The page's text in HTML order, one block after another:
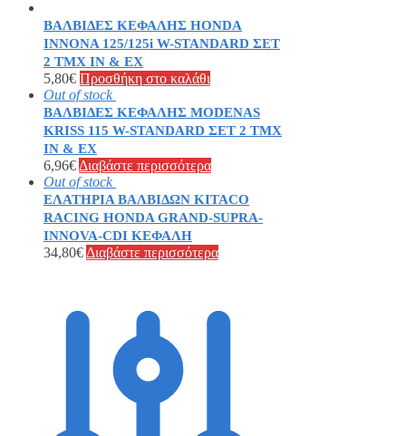
ΒΑΛΒΙΔΕΣ ΚΕΦΑΛΗΣ HONDA
INNONA 125/125i W-STANDARD ΣΕΤ
2 ΤΜΧ IN & EX
5,80€ Προσθήκη στο καλάθι
Out of stock
ΒΑΛΒΙΔΕΣ ΚΕΦΑΛΗΣ MODENAS
KRISS 115 W-STANDARD ΣΕΤ 2 ΤΜΧ
IN & EX
6,96€ Διαβάστε περισσότερα
Out of stock
ΕΛΑΤΗΡΙΑ ΒΑΛΒΙΔΩΝ KITACO
RACING HONDA GRAND-SUPRA-
INNOVA-CDI ΚΕΦΑΛΗ
34,80€ Διαβάστε περισσότερα